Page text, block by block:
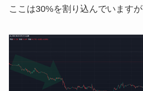
ここは30%を割り込んでいますが